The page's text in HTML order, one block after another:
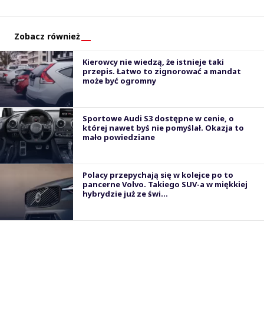
Zobacz również
Kierowcy nie wiedzą, że istnieje taki
przepis. Łatwo to zignorować a mandat
może być ogromny
Sportowe Audi S3 dostępne w cenie, o
której nawet byś nie pomyślał. Okazja to
mało powiedziane
Polacy przepychają się w kolejce po to
pancerne Volvo. Takiego SUV-a w miękkiej
hybrydzie już ze świ...